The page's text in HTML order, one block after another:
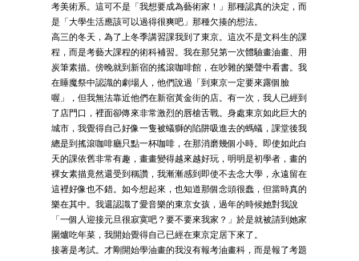
考美術系。這可不是「我想要成為藝術家！」那種認真的決定，而
是「大學生活應該可以過得很爽吧」那種欠揍的想法。
高三的冬天，為了上冬季講習課我到了東京。這次不是文科生的課
程，而是考藝大課程的術科補習。我在那兒第一次體驗畫油畫、用
炭筆素描。傍晚就到新宿的搖滾咖啡館，在吵雜的樂聲中看書。我
在睡魔祭中認識的劇場人，他們說過「到東京一定要來露個臉
喔」，但我無法靠近他們在新宿黃金街的店。有一次，我人已經到
了店門口，裡面卻傳來非常激烈的唇槍舌戰。身處東京如此巨大的
城市，我覺得自己好像一隻被蟻獅的陷阱吸進去的螞蟻，課堂後我
總是到搖滾咖啡廳只點一杯咖啡，在那消磨幾個小時。即使如此白
天的課依舊非常有趣，畫畫變得越來越好玩，明明是初學者，畫的
裸女素描竟然還受到稱讚，我漸漸感到即使不去念大學，永遠留在
這裡好像也不錯。如今想起來，也知道那個念頭很蠢，但當時真的
樂在其中。我還認識了愛音樂的東京女孩，過年的時候她對我說
「一個人迎接元旦很寂寞吧？要不要來我家？」於是就被請到她家
圍爐吃年菜，我開始覺得自己已經在東京定居下來了。
接著是考試。才剛開始學油畫的我沒有報考油畫科，而是報了考題